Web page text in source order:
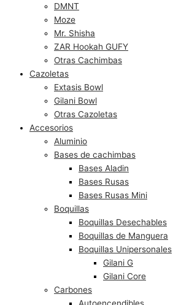
DMNT
Moze
Mr. Shisha
ZAR Hookah GUFY
Otras Cachimbas
Cazoletas
Extasis Bowl
Gilani Bowl
Otras Cazoletas
Accesorios
Aluminio
Bases de cachimbas
Bases Aladin
Bases Rusas
Bases Rusas Mini
Boquillas
Boquillas Desechables
Boquillas de Manguera
Boquillas Unipersonales
Gilani G
Gilani Core
Carbones
Autoencendibles